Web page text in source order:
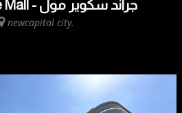
Grand Square Mall - جراند سكوير مول
newcapital city.